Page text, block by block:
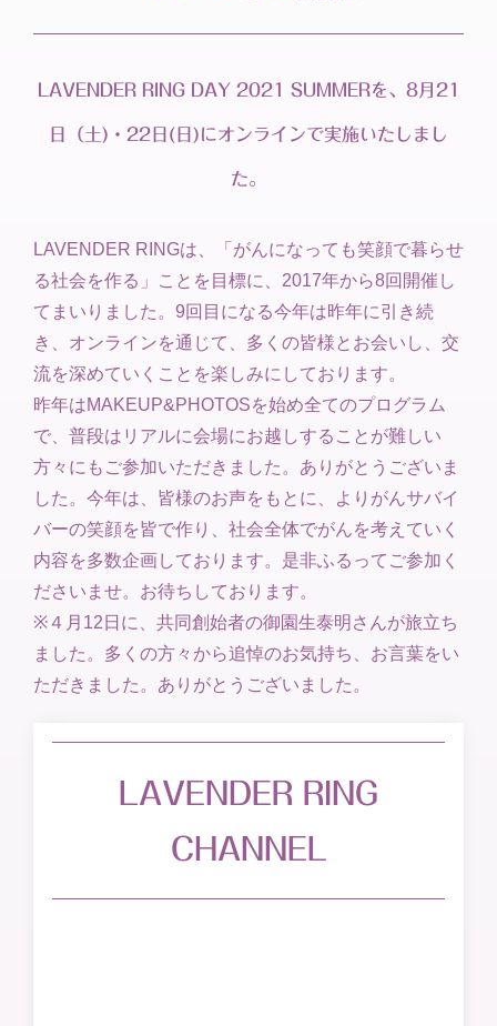
LAVENDER RING DAY 2021 SUMMERを、8月21
日（土)・22日(日)にオンラインで実施いたしまし
た。
LAVENDER RINGは、「がんになっても笑顔で暮らせ
る社会を作る」ことを目標に、2017年から8回開催し
てまいりました。9回目になる今年は昨年に引き続
き、オンラインを通じて、多くの皆様とお会いし、交
流を深めていくことを楽しみにしております。
昨年はMAKEUP&PHOTOSを始め全てのプログラム
で、普段はリアルに会場にお越しすることが難しい
方々にもご参加いただきました。ありがとうございま
した。今年は、皆様のお声をもとに、よりがんサバイ
バーの笑顔を皆で作り、社会全体でがんを考えていく
内容を多数企画しております。是非ふるってご参加く
ださいませ。お待ちしております。
※４月12日に、共同創始者の御園生泰明さんが旅立ち
ました。多くの方々から追悼のお気持ち、お言葉をい
ただきました。ありがとうございました。
LAVENDER RING
CHANNEL